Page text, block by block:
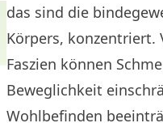
das sind die
Körpers, konzentriert.
Faszien können
Beweglichkeit
Wohlbefinden